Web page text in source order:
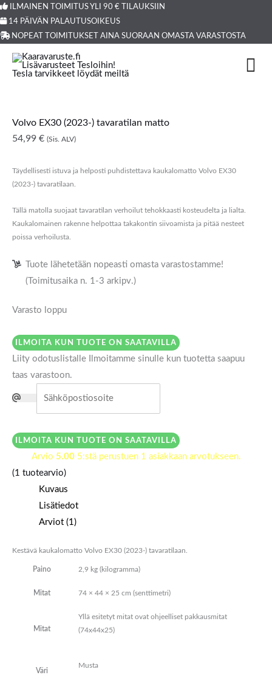
ILMAINEN TOIMITUS YLI 90 € TILAUKSIIN
14 PÄIVÄN PALAUTUSOIKEUS
NOPEAT TOIMITUKSET AINA SUORAAN OMASTA VARASTOSTA
Siirry
sisältöön
Volvo EX30 (2023-) tavaratilan matto
54,99 € (Sis. ALV)
Täydellisesti istuva ja helposti puhdistettava kaukalomatto Volvo EX30
(2023-) tavaratilaan.
Tällä matolla suojaat tavaratilan verhoilut tehokkaasti kosteudelta ja lialta.
Kaukalomainen rakenne helpottaa takakontin siivoamista ja pitää nesteet
poissa verhoilusta.
Tuote lähetetään nopeasti omasta varastostamme!
(Toimitusaika n. 1-3 arkipv.)
Varasto loppu
ILMOITA KUN TUOTE ON SAATAVILLA
Liity odotuslistalle
Ilmoitamme sinulle kun tuotetta saapuu
taas varastoon.
ILMOITA KUN TUOTE ON SAATAVILLA
Arvio 5.005:stä perustuen 1 asiakkaan arvotukseen.
(1 tuotearvio)
Kuvaus
Lisätiedot
Arviot (1)
Kestävä kaukalomatto Volvo EX30 (2023-) tavaratilaan.
Paino 2,9 kg (kilogramma)
Mitat 74 × 44 × 25 cm (senttimetri)
Mitat
Yllä esitetyt mitat ovat ohjeelliset pakkausmitat
(74x44x25)
Väri
Musta
Products
search